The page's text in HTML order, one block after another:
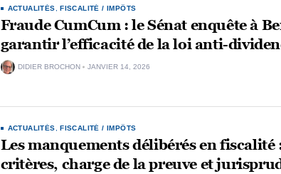
ACTUALITÉS ,FISCALITÉ / IMPÔTS
Fraude CumCum : le Sénat enquête à
garantir l’efficacité de la loi anti-
DIDIER BROCHON JANVIER 14, 2026
ACTUALITÉS ,FISCALITÉ / IMPÔTS
Les manquements délibérés en
critères, charge de la preuve et